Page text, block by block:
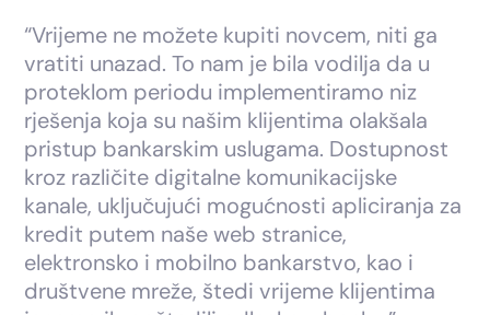
“Vrijeme ne možete kupiti novcem, niti ga
vratiti unazad. To nam je bila vodilja da u
proteklom periodu implementiramo niz
rješenja koja su našim klijentima olakšala
pristup bankarskim uslugama. Dostupnost
kroz različite digitalne komunikacijske
kanale, uključujući mogućnosti apliciranja za
kredit putem naše web stranice,
elektronsko i mobilno bankarstvo, kao i
društvene mreže, štedi vrijeme klijentima